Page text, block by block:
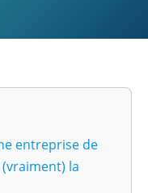
entreprise de
(vraiment) la